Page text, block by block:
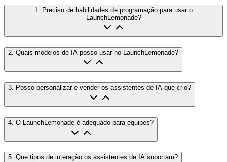
1. Preciso de habilidades de programação para usar o
LaunchLemonade?
2. Quais modelos de IA posso usar no LaunchLemonade?
3 Posso personalizar e vender os assistentes de IA que crio?
4 O LaunchLemonade é adequado para equipes?
5. Que tipos de interação os assistentes de IA suportam?